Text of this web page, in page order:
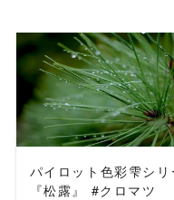
READ MORE
パイロット色彩雫シリ
『松露』 #クロマツ